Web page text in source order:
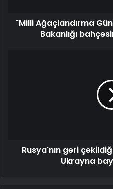
"Milli Ağaçlandırma
Bakanlığı
Rusya'nın geri
Ukrayna